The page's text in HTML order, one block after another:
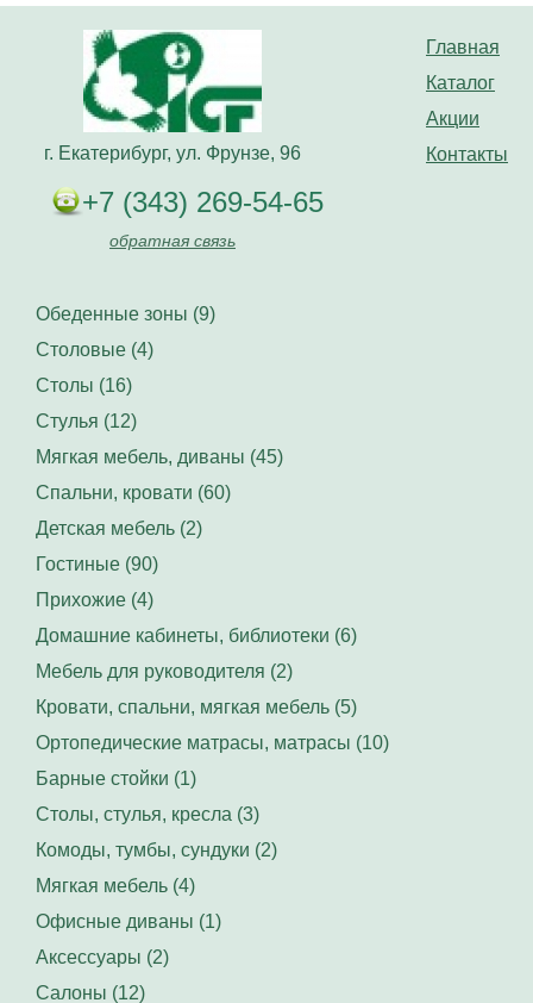
Главная
Каталог
Акции
Контакты
г. Екатерибург, ул. Фрунзе, 96
+7 (343) 269-54-65
обратная связь
Обеденные зоны (9)
Столовые (4)
Столы (16)
Стулья (12)
Мягкая мебель, диваны (45)
Спальни, кровати (60)
Детская мебель (2)
Гостиные (90)
Прихожие (4)
Домашние кабинеты, библиотеки (6)
Мебель для руководителя (2)
Кровати, спальни, мягкая мебель (5)
Ортопедические матрасы, матрасы (10)
Барные стойки (1)
Столы, стулья, кресла (3)
Комоды, тумбы, сундуки (2)
Мягкая мебель (4)
Офисные диваны (1)
Аксессуары (2)
Салоны (12)